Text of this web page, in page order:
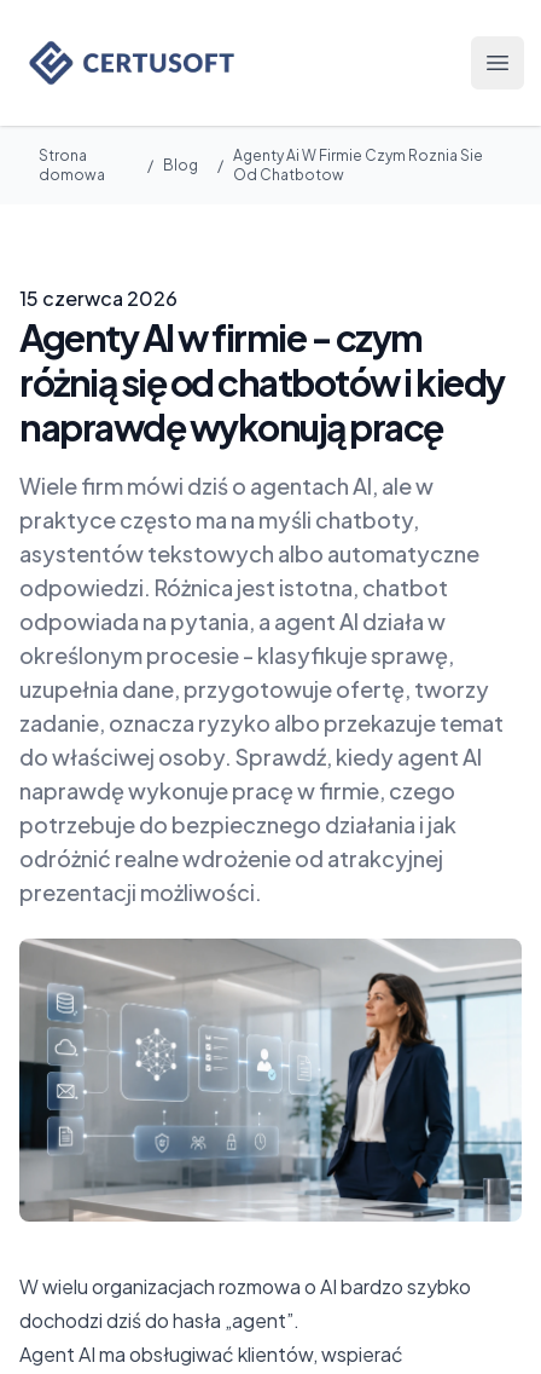
Certusoft
Strona
domowa
/ Blog /
Agenty Ai W Firmie Czym Roznia Sie
Od Chatbotow
15 czerwca 2026
Agenty AI w firmie - czym
różnią się od chatbotów i kiedy
naprawdę wykonują pracę
Wiele firm mówi dziś o agentach AI, ale w
praktyce często ma na myśli chatboty,
asystentów tekstowych albo automatyczne
odpowiedzi. Różnica jest istotna, chatbot
odpowiada na pytania, a agent AI działa w
określonym procesie - klasyfikuje sprawę,
uzupełnia dane, przygotowuje ofertę, tworzy
zadanie, oznacza ryzyko albo przekazuje temat
do właściwej osoby. Sprawdź, kiedy agent AI
naprawdę wykonuje pracę w firmie, czego
potrzebuje do bezpiecznego działania i jak
odróżnić realne wdrożenie od atrakcyjnej
prezentacji możliwości.
W wielu organizacjach rozmowa o AI bardzo szybko
dochodzi dziś do hasła „agent”.
Agent AI ma obsługiwać klientów, wspierać